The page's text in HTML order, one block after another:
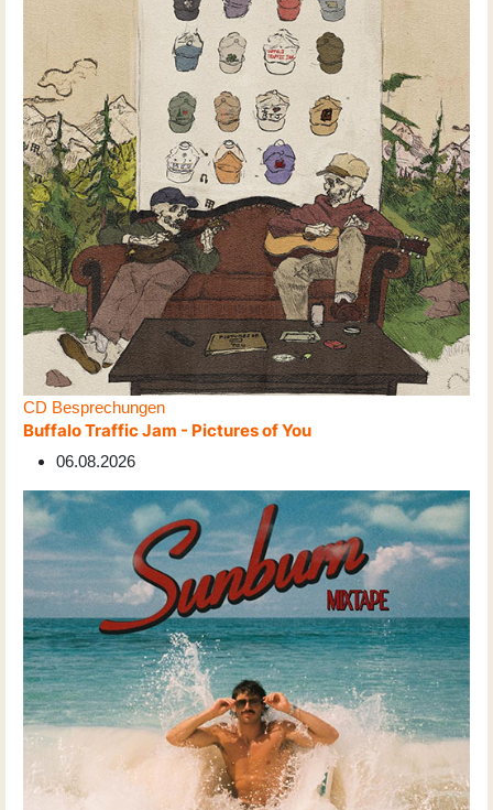
CD Besprechungen
Buffalo Traffic Jam - Pictures of You
06.08.2026